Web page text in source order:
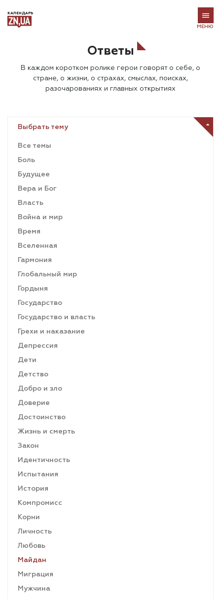
КАЛЕНДАРЬ
МЕНЮ
Ответы
В каждом коротком ролике герои говорят о себе, о
стране, о жизни, о страхах, смыслах, поисках,
разочарованиях и главных открытиях
Выбрать тему
Все темы
Боль
Будущее
Вера и Бог
Власть
Война и мир
Время
Вселенная
Гармония
Глобальный мир
Гордыня
Государство
Государство и власть
Грехи и наказание
Депрессия
Дети
Детство
Добро и зло
Доверие
Достоинство
Жизнь и смерть
Закон
Идентичность
Испытания
История
Компромисс
Корни
Личность
Любовь
Майдан
Миграция
Мужчина